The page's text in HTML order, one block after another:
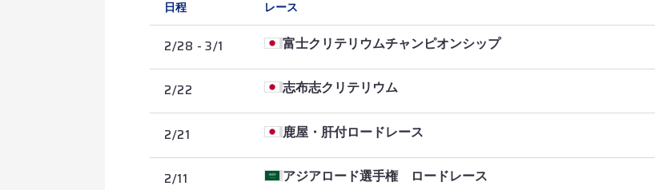
2026/3/16 第2ステージ・桃園市
2026/3/15
日程 レース
2/28 - 3/1 富士クリテリウムチャンピオンシップ
2/22 志布志クリテリウム
2/21 鹿屋・肝付ロードレース
2/11 アジアロード選手権 ロードレース